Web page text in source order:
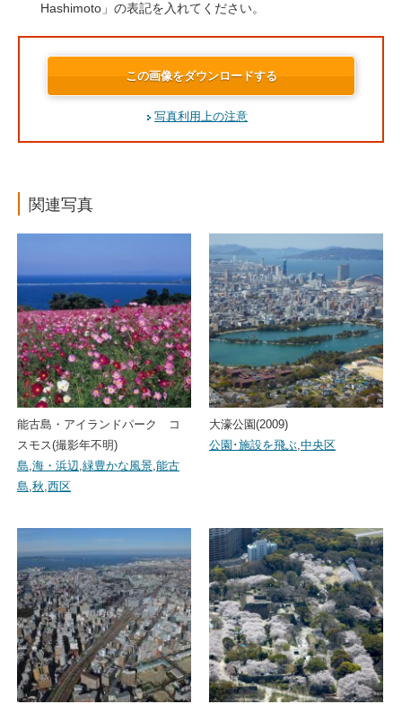
Hashimoto」の表記を入れてください。
この画像をダウンロードする
写真利用上の注意
関連写真
能古島・アイランドパーク コ
スモス(撮影年不明)
島,海・浜辺,緑豊かな風景,能古
島,秋,西区
大濠公園(2009)
公園･施設を飛ぶ,中央区